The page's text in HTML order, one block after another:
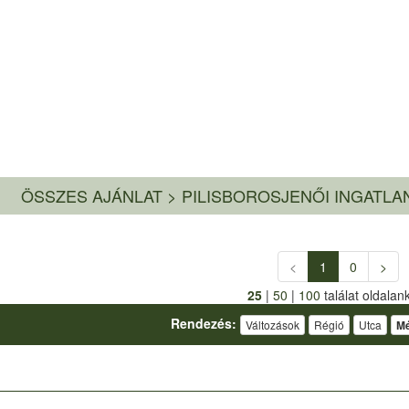
ÖSSZES AJÁNLAT> PILISBOROSJENŐI
< 1 0
>
25| 50 | 100 találat
Rendezés:
Változások Régió Utca